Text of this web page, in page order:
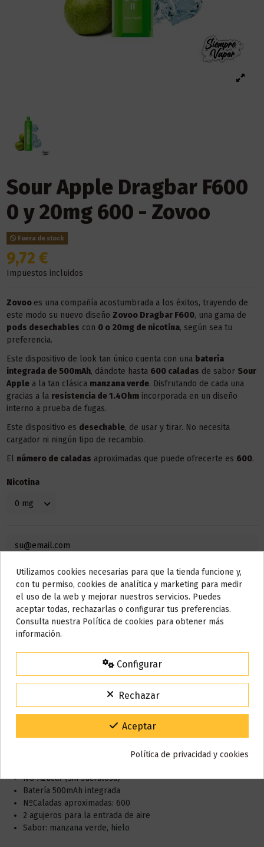
Sour Apple Dragbar F600
0 y 20mg 600 - Zovoo
Fuera de stock
9,72 €
Impuestos incluidos
Zovoo es una compañía acostumbrada a los éxitos, trayendo de
este modo su nuevo diseño Zovoo Dragbar F600, una gama de
pods desechables con 0 o 20mg de nicotina, según sea tu
preferencia.
Este dispositivo de look tan único cuenta con una batería
integrada de 500mAh, dándote hasta 600 caladas de sabor Sour
Applea la tan clásica manzana verde. Disfrutando de cada una
gracias a la resistencia de 1.4Ohmincorporada en un diseño
interno a prueba de fugas.
Este dispositivo es desechable, de usar y tirar. No necesita
cargador ni ningún tipo de recambio.
El número de caladas aproximadas que puede ofrecerte es 600.
Nicotina
Descripción
Características:
Nicotina: 0mg / 20mg
Dimensiones: 94.6 x 23.6 x 22.4mm
NO Azúcar (sin sucralosa)
Batería 500mAh integrada
NºCaladas aproximadas: 600
2 agujeros para la entrada de aire
Sabor: manzana verde, hielo
Do not show again.
AVISO IMPORTANTE
Nos tomamos unos días
15% de descuento
Código:VACACIONES15
Gracias por tu paciencia y por seguir confiando en nosotros.
Utilizamos cookies necesarias para que la tienda funcione y,
con tu permiso, cookies de analítica y marketing para medir
el uso de la web y mejorar nuestros servicios. Puedes
aceptar todas, rechazarlas o configurar tus preferencias.
Consulta nuestra Política de cookies para obtener más
información.
Configurar
Rechazar
Aceptar
Política de privacidad y cookies